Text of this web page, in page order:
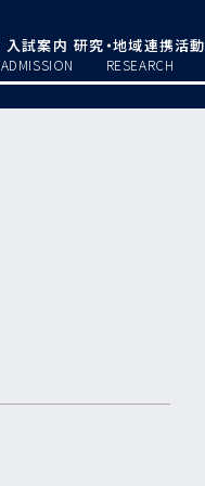
入試案内
ADMISSION
研究・地域連携活動
RESEARCH